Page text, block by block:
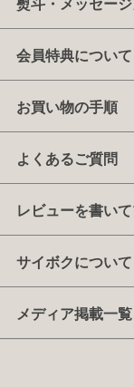
熨斗・メッセー
会員特典について
お買い物の手順
よくあるご質問
レビューを書い
サイボクについて
メディア掲載一覧